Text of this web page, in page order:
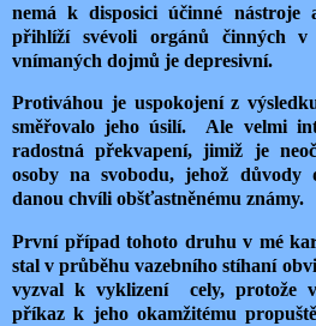
nemá k disposici účinné nástroje
přihlíží svévoli orgánů činných
vnímaných dojmů je depresivní.
Protiváhou je uspokojení z
směřovalo jeho úsilí. Ale velmi
radostná překvapení, jimiž je
osoby na svobodu, jehož důvody
danou chvíli obšťastněnému známy.
První případ tohoto druhu v mé
stal v průběhu vazebního stíhaní
vyzval k vyklizení
cely, protože
příkaz k jeho okamžitému